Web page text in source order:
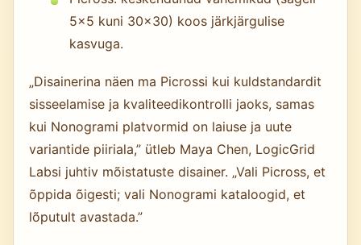
5×5 kuni 30×30) koos järkjärgulise
kasvuga.
„Disainerina näen ma Picrossi kui kuldstandardit
sisseelamise ja kvaliteedikontrolli jaoks, samas
kui Nonogrami platvormid on laiuse ja uute
variantide piiriala,” ütleb Maya Chen, LogicGrid
Labsi juhtiv mõistatuste disainer. „Vali Picross, et
õppida õigesti; vali Nonogrami kataloogid, et
lõputult avastada.”